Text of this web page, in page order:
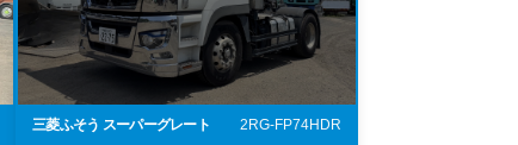
三菱ふそう スーパーグレート 2RG-FP74HDR